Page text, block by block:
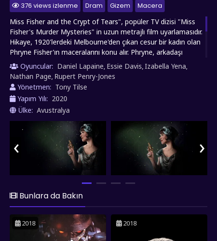
376 views izlenme Dram Gizem
Macera
Miss Fisher and the Crypt of Tears", popüler TV dizisi "Miss
Fisher's Murder Mysteries" in uzun metrajlı film uyarlamasıdır.
Hikaye, 1920'lerdeki Melbourne'den çıkan cesur bir kadın olan
Phryne Fisher'ın maceralarını konu alır. Phryne, arkadaşı
John'ın esir olduğu, antik bir cinayetle bağlantılı gizemli bir
hazineyi aramak için Londra'ya gider. Orada, eski düşmanları
ve yeni müttefiklerle karşılaşır. Phryne, eski zamanların
gizemlerini çözerken, kişisel adalet arayışıyla birlikte aşk ve
maceraya da yelken açar. Bu heyecan verici hikaye, izleyiciyi
egzotik mekanlara, tehlikeli durumlara ve unutulmaz
karakterlere götürür.
Oyuncular: Daniel Lapaine, Essie Davis,Izabella Yena,
Nathan Page, Rupert Penry-Jones
Yönetmen: Tony Tilse
Yapım Yılı: 2020
Ülke: Avustralya
‹ ›
Bunlara da Bakın
2018 2018